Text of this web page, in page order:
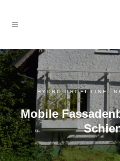
HYDRO PROFI LINE
Mobile